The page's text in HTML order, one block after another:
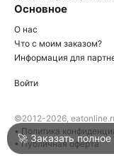
Войти
Написать в
Основное
О нас
Что с моим заказом?
Информация для
Войти
©2012-2026,
• Политика
• Публичная оферта
🚀 Заказать